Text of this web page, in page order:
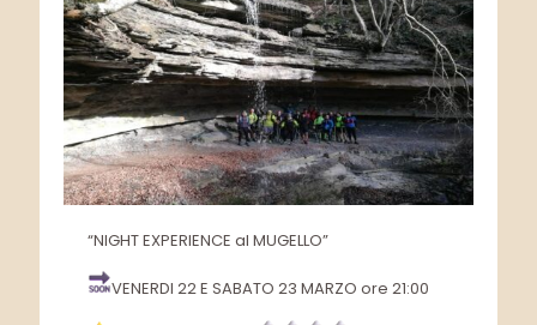
“NIGHT EXPERIENCE al MUGELLO”
VENERDI 22 E SABATO 23 MARZO ore 21:00